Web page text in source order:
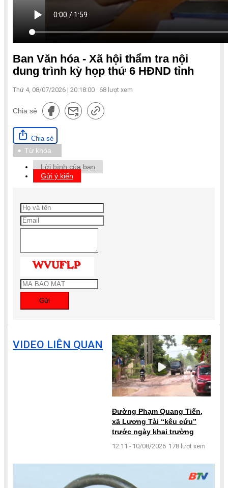
Ban Văn hóa - Xã hội thẩm tra nội
dung trình kỳ họp thứ 6 HĐND tỉnh
Thứ 4, 08/07/2026 | 20:18:00 68 lượt xem
Chia sẻ
Chia sẻ
Từ khóa
Lời bình của bạn
Gửi ý kiến
Gửi
VIDEO LIÊN QUAN
Đường Phạm Quang Tiến,
xã Lương Tài “kêu cứu”
trước ngày khai trường
12:11 - 10/08/2026 178 lượt xem